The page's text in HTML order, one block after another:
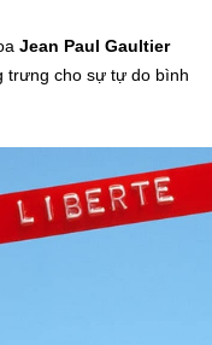
Jean Paul Gaultier
trưng cho sự tự do bình